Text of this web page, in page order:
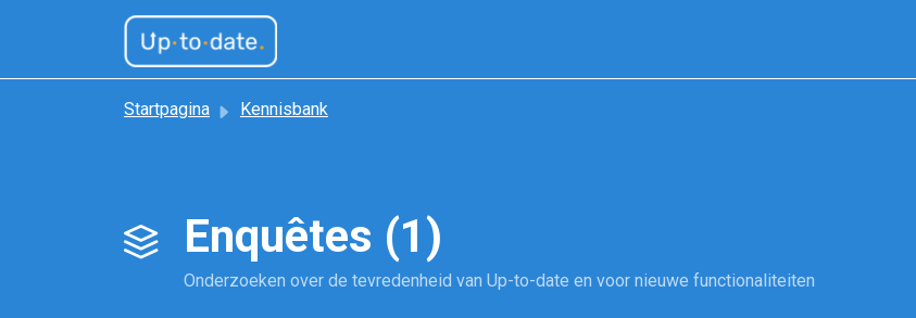
Startpagina Kennisbank
Enquêtes (1)
Onderzoeken over de tevredenheid van Up-to-date en voor nieuwe functionaliteiten